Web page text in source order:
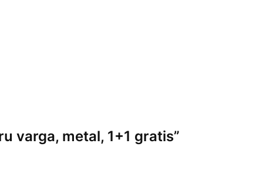
varga, metal, 1+1 gratis”